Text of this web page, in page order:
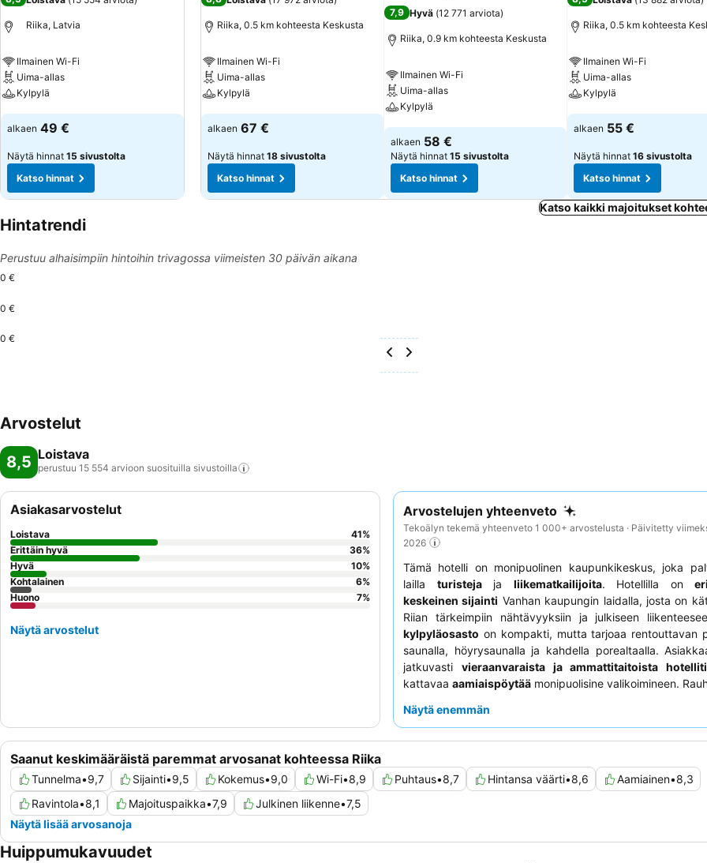
Riika, Latvia
Ilmainen Wi-Fi
Uima-allas
Kylpylä
Katso hinnat
alkaen 49 €
Näytä hinnat 15 sivustolta
Katso hinnat
Riika, 0.5 km kohteesta Keskusta
Ilmainen Wi-Fi
Uima-allas
Kylpylä
Katso hinnat
alkaen 67 €
Näytä hinnat 18 sivustolta
Katso hinnat
7,9 Hyvä (12 771 arviota)
Riika, 0.9 km kohteesta Keskusta
Ilmainen Wi-Fi
Uima-allas
Kylpylä
Katso hinnat
alkaen 58 €
Näytä hinnat 15 sivustolta
Katso hinnat
Riika, 0.5 km kohteesta
Ilmainen Wi-Fi
Uima-allas
Kylpylä
Katso hinnat
alkaen 55 €
Näytä hinnat 16 sivustolta
Katso hinnat
Katso kaikki majoitukset
Hintatrendi
Perustuu alhaisimpiin hintoihin trivagossa viimeisten 30 päivän aikana
0 €
0 €
0 €
Arvostelut
8,5 Loistava
perustuu 15 554 arvioon suosituilla sivustoilla
Arvostelujen yhteenveto
Tekoälyn tekemä yhteenveto 1 000+ arvostelusta · Päivitetty
2026
Tämä hotelli on monipuolinen kaupunkikeskus, joka
lailla turistejaja liikematkailijoita. Hotellilla on
keskeinen sijainti Vanhan kaupungin laidalla, josta on
Riian tärkeimpiin nähtävyyksiin ja julkiseen
kylpyläosasto on kompakti, mutta tarjoaa rentouttavan
saunalla, höyrysaunalla ja kahdella porealtaalla.
jatkuvasti vieraanvaraista ja ammattitaitoista
kattavaa aamiaispöytää monipuolisine valikoimineen.
puolelta.
Näytä enemmän
Saanut keskimääräistä paremmat arvosanat kohteessa Riika
Tunnelma•9,7 Sijainti•9,5 Kokemus•9,0 Wi-Fi•8,9 Puhtaus•8,7 Hintansa väärti•8,6 Aamiainen•8,3
Ravintola•8,1 Majoituspaikka•7,9 Julkinen liikenne•7,5
Näytä lisää arvosanoja
Asiakasarvostelut
Loistava 41%
Erittäin hyvä
36%
Hyvä
10%
Kohtalainen
6%
Huono
7%
Näytä arvostelut
Huippumukavuudet